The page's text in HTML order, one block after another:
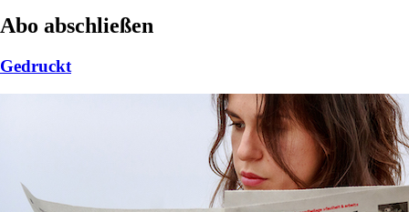
Abo abschließen
Gedruckt